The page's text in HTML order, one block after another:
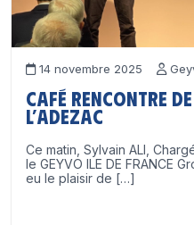
14 novembre 2025
Café Rencontre
l’ADEZAC
Ce matin, Sylvain ALI,
le GEYVO ILE DE FRANCE
eu le plaisir de […]